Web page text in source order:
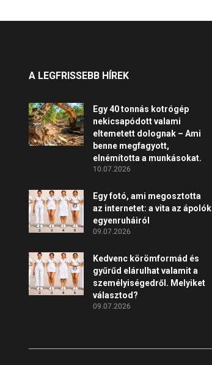
A LEGFRISSEBB HÍREK
Egy 40 tonnás kotrógép
nekicsapódott valami
eltemetett dolognak – Ami
benne megfagyott,
elnémította a munkásokat.
10.07.2026
Egy fotó, ami megosztotta
az internetet: a vita az ápolók
egyenruháiról
09.07.2026
Kedvenc körömformád és
gyűrűd elárulhat valamit a
személyiségedről. Melyiket
választod?
09.07.2026